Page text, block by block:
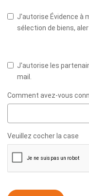
J'autorise Évidence à
sélection de biens,
J'autorise les
mail.
Comment avez-vous
Veuillez cocher la case